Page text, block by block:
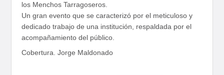
los Menchos Tarragoseros.
Un gran evento que se caracterizó por el meticuloso y
dedicado trabajo de una institución, respaldada por el
acompañamiento del público.
Cobertura. Jorge Maldonado